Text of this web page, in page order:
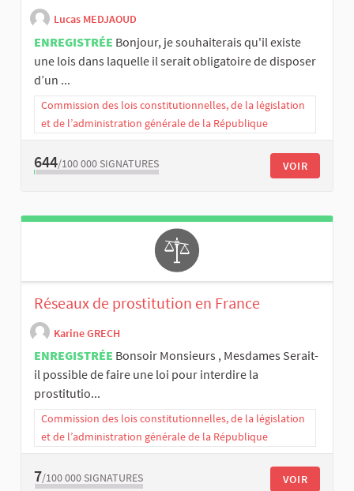
Lucas MEDJAOUD
ENREGISTRÉE Bonjour, je souhaiterais qu'il existe
une lois dans laquelle il serait obligatoire de disposer
d’un ...
Commission des lois constitutionnelles, de la législation
et de l’administration générale de la République
644/100 000 SIGNATURES VOIR
Réseaux de prostitution en France
Karine GRECH
ENREGISTRÉE Bonsoir Monsieurs , Mesdames Serait-
il possible de faire une loi pour interdire la
prostitutio...
Commission des lois constitutionnelles, de la législation
et de l’administration générale de la République
7/100 000 SIGNATURES VOIR